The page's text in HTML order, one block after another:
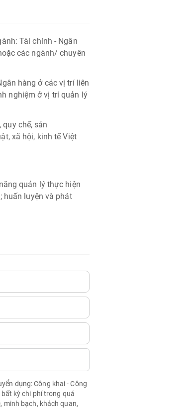
Tài chính - Ngân
các ngành/ chuyên
hàng ở các vị trí liên
nghiệm ở vị trí quản lý
chế, sản
xã hội, kinh tế Việt
quản lý thực hiện
huấn luyện và phát
dụng: Công khai - Công
kỳ chi phí trong quá
minh bạch, khách quan,